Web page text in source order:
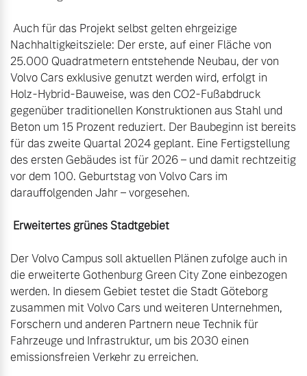
Nachhaltigkeitsziele: Der erste, auf einer Fläche von
25.000 Quadratmetern entstehende Neubau, der von
Volvo Cars exklusive genutzt werden wird, erfolgt in
Holz-Hybrid-Bauweise, was den CO2-Fußabdruck
gegenüber traditionellen Konstruktionen aus Stahl und
Beton um 15 Prozent reduziert. Der Baubeginn ist bereits
für das zweite Quartal 2024 geplant. Eine Fertigstellung
des ersten Gebäudes ist für 2026 – und damit rechtzeitig
vor dem 100. Geburtstag von Volvo Cars im
darauffolgenden Jahr – vorgesehen.
Erweitertes grünes Stadtgebiet
Der Volvo Campus soll aktuellen Plänen zufolge auch in
die erweiterte Gothenburg Green City Zone einbezogen
werden. In diesem Gebiet testet die Stadt Göteborg
zusammen mit Volvo Cars und weiteren Unternehmen,
Forschern und anderen Partnern neue Technik für
Fahrzeuge und Infrastruktur, um bis 2030 einen
emissionsfreien Verkehr zu erreichen.